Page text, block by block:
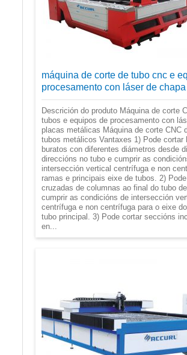
máquina de corte de tubo cnc e
procesamento con láser de chapa
Descrición do produto Máquina de corte
tubos e equipos de procesamento con
placas metálicas Máquina de corte CNC
tubos metálicos Vantaxes 1) Pode cortar
buratos con diferentes diámetros desde
direccións no tubo e cumprir as
intersección vertical centrífuga e non
ramas e principais eixe de tubos. 2)
cruzadas de columnas ao final do tubo
cumprir as condicións de intersección
centrífuga e non centrífuga para o eixe
tubo principal. 3) Pode cortar seccións
en...